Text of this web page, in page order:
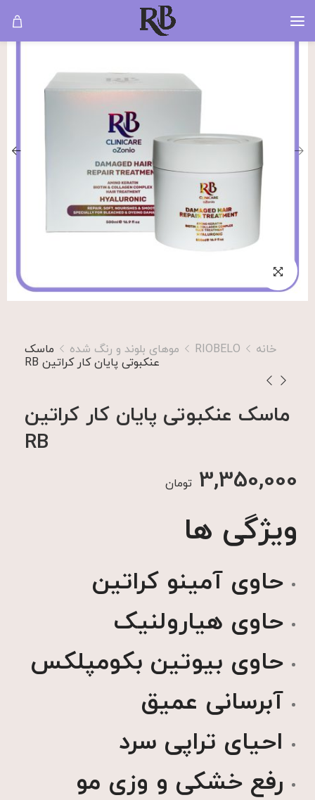
خانه RIOBELO موهای بلوند و رنگ شده
ماسک
عنکبوتی پایان کار کراتین RB
ماسک عنکبوتی پایان کار کراتین
RB
3,350,000 تومان
ویژگی ها
حاوی آمینو کراتین
حاوی هیارولنیک
حاوی بیوتین بکومپلکس
آبرسانی عمیق
احیای تراپی سرد
رفع خشکی و وزی مو